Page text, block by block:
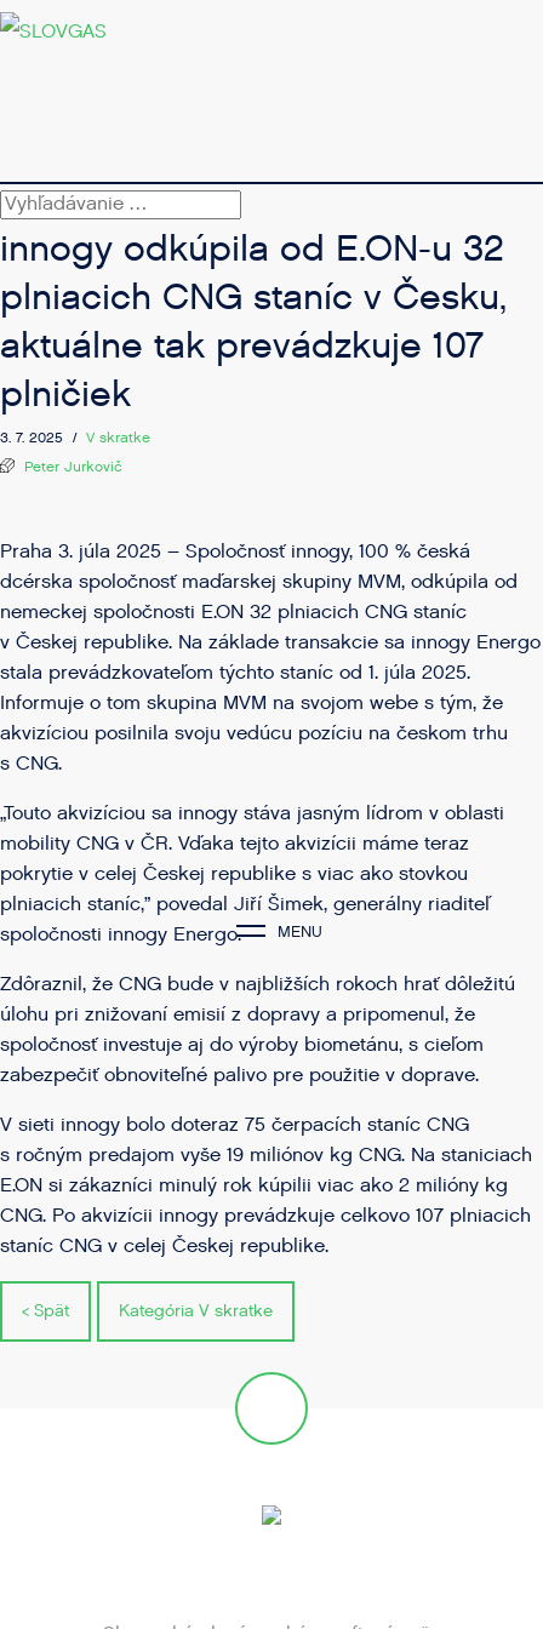
MENU
innogy odkúpila od E.ON-u 32
plniacich CNG staníc v Česku,
aktuálne tak prevádzkuje 107
plničiek
3. 7. 2025 / V skratke
Peter Jurkovič
Praha 3. júla 2025 – Spoločnosť innogy, 100 % česká
dcérska spoločnosť maďarskej skupiny MVM, odkúpila od
nemeckej spoločnosti E.ON 32 plniacich CNG staníc
v Českej republike. Na základe transakcie sa innogy Energo
stala prevádzkovateľom týchto staníc od 1. júla 2025.
Informuje o tom skupina MVM na svojom webe s tým, že
akvizíciou posilnila svoju vedúcu pozíciu na českom trhu
s CNG.
„Touto akvizíciou sa innogy stáva jasným lídrom v oblasti
mobility CNG v ČR. Vďaka tejto akvizícii máme teraz
pokrytie v celej Českej republike s viac ako stovkou
plniacich staníc,” povedal Jiří Šimek, generálny riaditeľ
spoločnosti innogy Energo.
Zdôraznil, že CNG bude v najbližších rokoch hrať dôležitú
úlohu pri znižovaní emisií z dopravy a pripomenul, že
spoločnosť investuje aj do výroby biometánu, s cieľom
zabezpečiť obnoviteľné palivo pre použitie v doprave.
V sieti innogy bolo doteraz 75 čerpacích staníc CNG
s ročným predajom vyše 19 miliónov kg CNG. Na staniciach
E.ON si zákazníci minulý rok kúpilii viac ako 2 milióny kg
CNG. Po akvizícii innogy prevádzkuje celkovo 107 plniacich
staníc CNG v celej Českej republike.
< Spät Kategória V skratke